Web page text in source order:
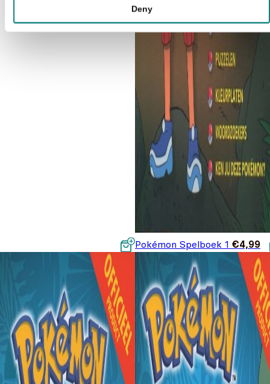
Deny
Pokémon Spelboek 1 €4,99